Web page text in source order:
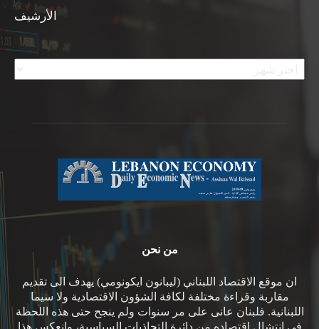
الأرشيف
الأرشيف
من نحن
ان موقع الاقتصاد اللبناني (ليبانون ايكونومي) يهدف الى تقديم
مقاربة وقراءة مختلفة لكافة الشؤون الاقتصادية ولا سيما
اللبنانية. فلبنان عانى على مر سنوات ولم ينجح حتى هذه اللحظة